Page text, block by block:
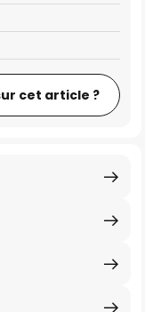
cet article ?